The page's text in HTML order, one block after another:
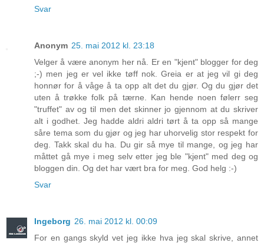
Svar
Anonym 25. mai 2012 kl. 23:18
Velger å være anonym her nå. Er en "kjent" blogger for deg
;-) men jeg er vel ikke tøff nok. Greia er at jeg vil gi deg
honnør for å våge å ta opp alt det du gjør. Og du gjør det
uten å trøkke folk på tærne. Kan hende noen følerr seg
"truffet" av og til men det skinner jo gjennom at du skriver
alt i godhet. Jeg hadde aldri aldri tørt å ta opp så mange
såre tema som du gjør og jeg har uhorvelig stor respekt for
deg. Takk skal du ha. Du gir så mye til mange, og jeg har
måttet gå mye i meg selv etter jeg ble "kjent" med deg og
bloggen din. Og det har vært bra for meg. God helg :-)
Svar
Ingeborg 26. mai 2012 kl. 00:09
For en gangs skyld vet jeg ikke hva jeg skal skrive, annet